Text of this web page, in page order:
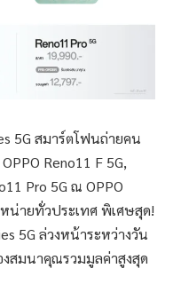
5G สมาร์ตโฟนถ่ายคน
Reno11 F 5G,
Pro 5G ณ OPPO
น่ายทั่วประเทศ พิเศษสุด!
5G ล่วงหน้าระหว่างวัน
สมนาคุณรวมมูลค่าสูงสุด